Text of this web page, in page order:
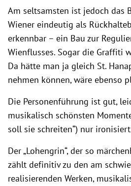
Am seltsamsten ist jedoch das
Wiener eindeutig als
erkennbar – ein Bau zur
Wienflusses. Sogar die Graffiti
Da hätte man ja gleich St.
nehmen können, wäre ebenso
Die Personenführung ist gut,
musikalisch schönsten
soll sie schreiten“) nur
Der „Lohengrin“, der so
zählt definitiv zu den am
realisierenden Werken,